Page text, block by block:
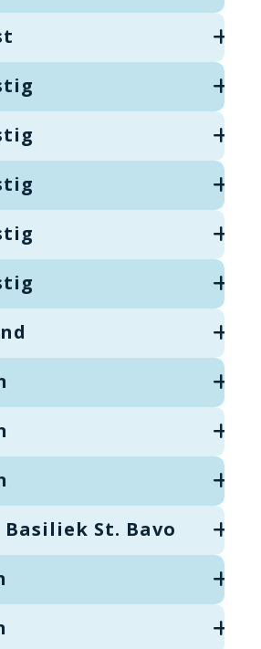
St. Bavo